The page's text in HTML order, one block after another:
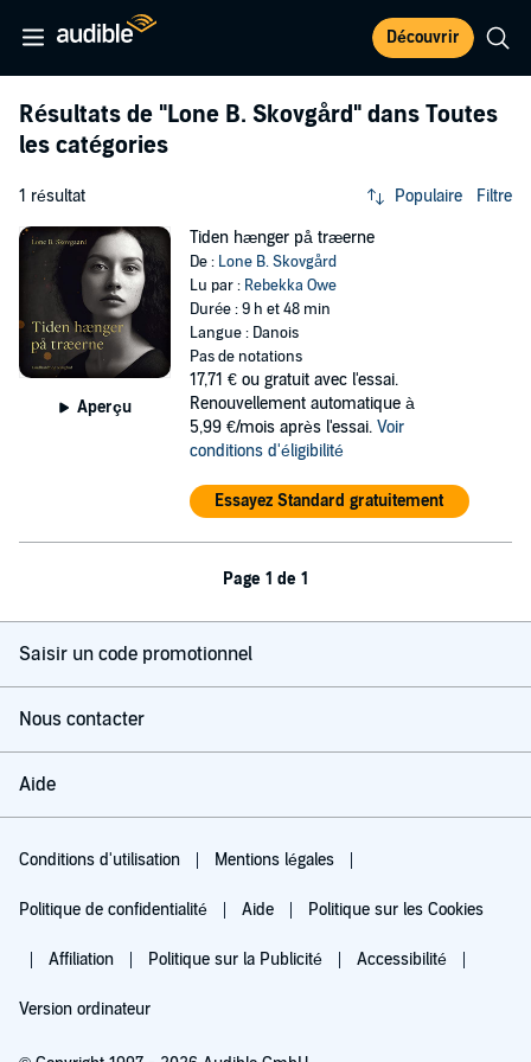
Découvrir
Résultats de "Lone B. Skovgård" dans Toutes
les catégories
1 résultat Populaire Filtre
Aperçu
Tiden hænger på træerne
De : Lone B. Skovgård
Lu par : Rebekka Owe
Durée : 9 h et 48 min
Langue : Danois
Pas de notations
17,71 € ou gratuit avec l'essai.
Renouvellement automatique à
5,99 €/mois après l'essai. Voir
conditions d'éligibilité
Essayez Standard gratuitement
Page 1 de 1
Saisir un code promotionnel
Nous contacter
Aide
Conditions d'utilisation Mentions légales
Politique de confidentialité Aide Politique sur les Cookies
Affiliation Politique sur la Publicité Accessibilité
Version ordinateur